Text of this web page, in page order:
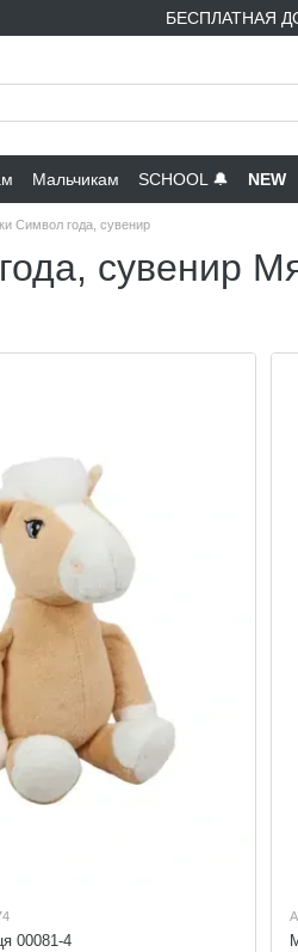
БЕСПЛАТНАЯ
Мальчикам SCHOOL 🔔 NEW
Символ года, сувенир
сувенир
00081-4